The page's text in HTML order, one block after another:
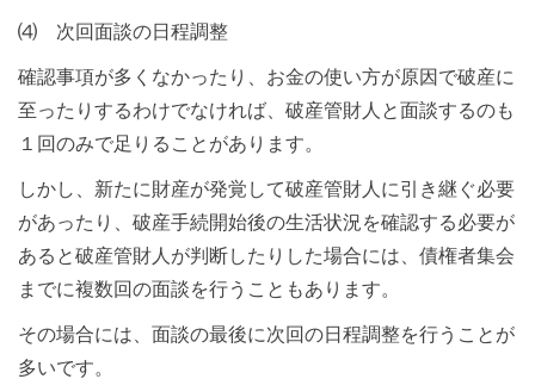
⑷ 次回面談の日程調整
確認事項が多くなかったり、お金の使い方が原因で破産に
至ったりするわけでなければ、破産管財人と面談するのも
１回のみで足りることがあります。
しかし、新たに財産が発覚して破産管財人に引き継ぐ必要
があったり、破産手続開始後の生活状況を確認する必要が
あると破産管財人が判断したりした場合には、債権者集会
までに複数回の面談を行うこともあります。
その場合には、面談の最後に次回の日程調整を行うことが
多いです。